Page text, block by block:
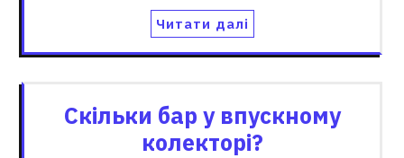
Читати далі
Скільки бар у впускному
колекторі?